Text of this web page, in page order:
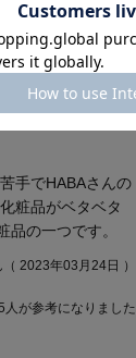
手でHABAさんの
粧品がベタベタ
の一つです。
2023年03月24日 ）
人が参考になりました